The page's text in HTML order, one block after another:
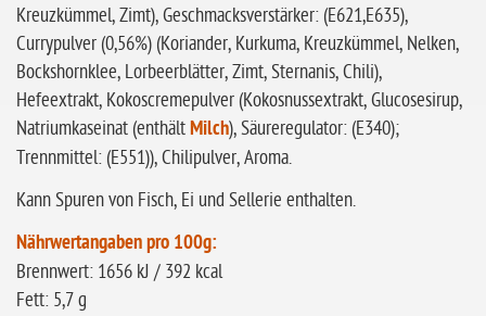
Kreuzkümmel, Zimt), Geschmacksverstärker: (E621,E635),
Currypulver (0,56%) (Koriander, Kurkuma, Kreuzkümmel, Nelken,
Bockshornklee, Lorbeerblätter, Zimt, Sternanis, Chili),
Hefeextrakt, Kokoscremepulver (Kokosnussextrakt, Glucosesirup,
Natriumkaseinat (enthältMilch), Säureregulator: (E340);
Trennmittel: (E551)), Chilipulver, Aroma.
Kann Spuren von Fisch, Ei und Sellerie enthalten.
Nährwertangaben pro 100g:
Brennwert: 1656 kJ / 392 kcal
Fett: 5,7 g